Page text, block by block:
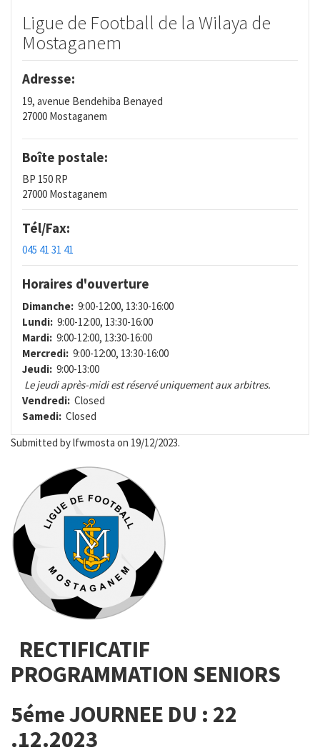
Ligue de Football de la Wilaya de
Mostaganem
Adresse:
19, avenue Bendehiba Benayed
27000 Mostaganem
Boîte postale:
BP 150 RP
27000 Mostaganem
Tél/Fax:
045 41 31 41
Horaires d'ouverture
Dimanche: 9:00-12:00, 13:30-16:00
Lundi: 9:00-12:00, 13:30-16:00
Mardi: 9:00-12:00, 13:30-16:00
Mercredi: 9:00-12:00, 13:30-16:00
Jeudi: 9:00-13:00
Le jeudi après-midi est réservé uniquement aux arbitres.
Vendredi: Closed
Samedi: Closed
Submitted bylfwmosta on 19/12/2023.
RECTIFICATIF
PROGRAMMATION SENIORS
5éme JOURNEE DU : 22
.12.2023